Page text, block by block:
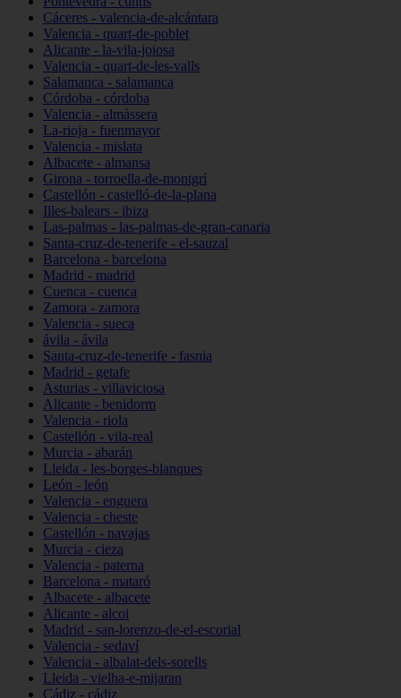
Cáceres - valencia-de-alcántara
Valencia - quart-de-poblet
Alicante - la-vila-joiosa
Valencia - quart-de-les-valls
Salamanca - salamanca
Córdoba - córdoba
Valencia - almàssera
La-rioja - fuenmayor
Valencia - mislata
Albacete - almansa
Girona - torroella-de-montgrí
Castellón - castelló-de-la-plana
Illes-balears - ibiza
Las-palmas - las-palmas-de-gran-canaria
Santa-cruz-de-tenerife - el-sauzal
Barcelona - barcelona
Madrid - madrid
Cuenca - cuenca
Zamora - zamora
Valencia - sueca
ávila - ávila
Santa-cruz-de-tenerife - fasnia
Madrid - getafe
Asturias - villaviciosa
Alicante - benidorm
Valencia - riola
Castellón - vila-real
Murcia - abarán
Lleida - les-borges-blanques
León - león
Valencia - enguera
Valencia - cheste
Castellón - navajas
Murcia - cieza
Valencia - paterna
Barcelona - mataró
Albacete - albacete
Alicante - alcoi
Madrid - san-lorenzo-de-el-escorial
Valencia - sedaví
Valencia - albalat-dels-sorells
Lleida - vielha-e-mijaran
Cádiz - cádiz